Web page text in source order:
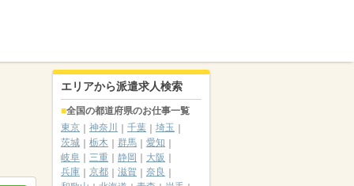
エリアから派遣求人検索
全国の都道府県のお仕事一覧
東京
神奈川 千葉
埼玉
茨城
栃木 群馬
愛知
岐阜
三重 静岡
大阪
兵庫
京都 滋賀
奈良